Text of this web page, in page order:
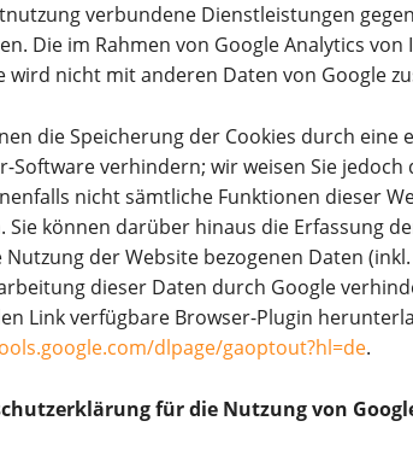
verbundene Dienstleistungen
Die im Rahmen von Google Analytics
wird nicht mit anderen Daten von Google
die Speicherung der Cookies durch
Software verhindern; wir weisen Sie jedoch
nicht sämtliche Funktionen dieser
Sie können darüber hinaus die Erfassung
Nutzung der Website bezogenen Daten
dieser Daten durch Google
Link verfügbare Browser-Plugin
dlpage/gaoptout?hl=de.
für die Nutzung von